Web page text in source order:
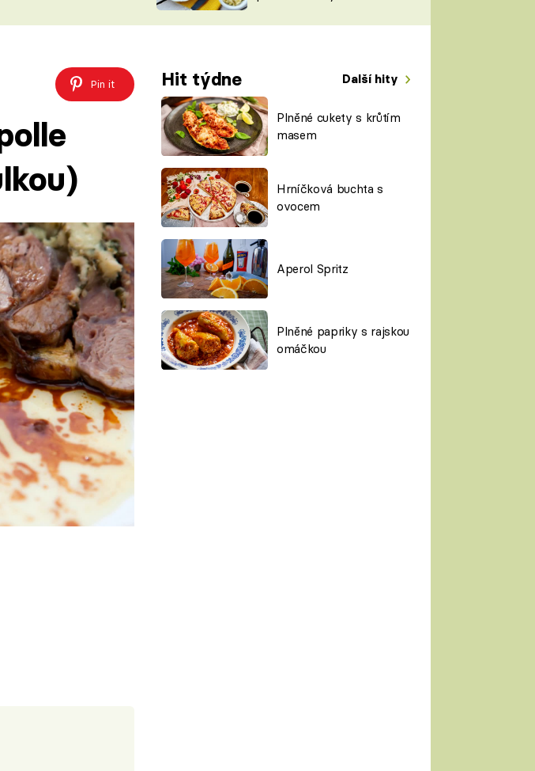
ŠÉFREDAKTORKY
ČASOPIS
Pin it Hit týdne Další hity
Plněné cukety s krůtím
masem
Hrníčková buchta s
ovocem
Aperol Spritz
Plněné papriky s rajskou
omáčkou
k nim přidáte
předkrm nebo